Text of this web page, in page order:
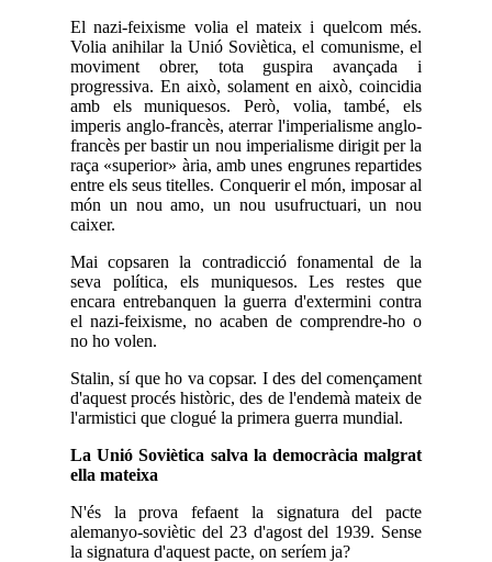
El nazi-feixisme volia el mateix i quelcom més.
Volia anihilar la Unió Soviètica, el comunisme, el
moviment obrer, tota guspira avançada i
progressiva. En això, solament en això, coincidia
amb els muniquesos. Però, volia, també, els
imperis anglo-francès, aterrar l'imperialisme anglo-
francès per bastir un nou imperialisme dirigit per la
raça «superior» ària, amb unes engrunes repartides
entre els seus titelles. Conquerir el món, imposar al
món un nou amo, un nou usufructuari, un nou
caixer.
Mai copsaren la contradicció fonamental de la
seva política, els muniquesos. Les restes que
encara entrebanquen la guerra d'extermini contra
el nazi-feixisme, no acaben de comprendre-ho o
no ho volen.
Stalin, sí que ho va copsar. I des del començament
d'aquest procés històric, des de l'endemà mateix de
l'armistici que clogué la primera guerra mundial.
La Unió Soviètica salva la democràcia malgrat
ella mateixa
N'és la prova fefaent la signatura del pacte
alemanyo-soviètic del 23 d'agost del 1939. Sense
la signatura d'aquest pacte, on seríem ja?